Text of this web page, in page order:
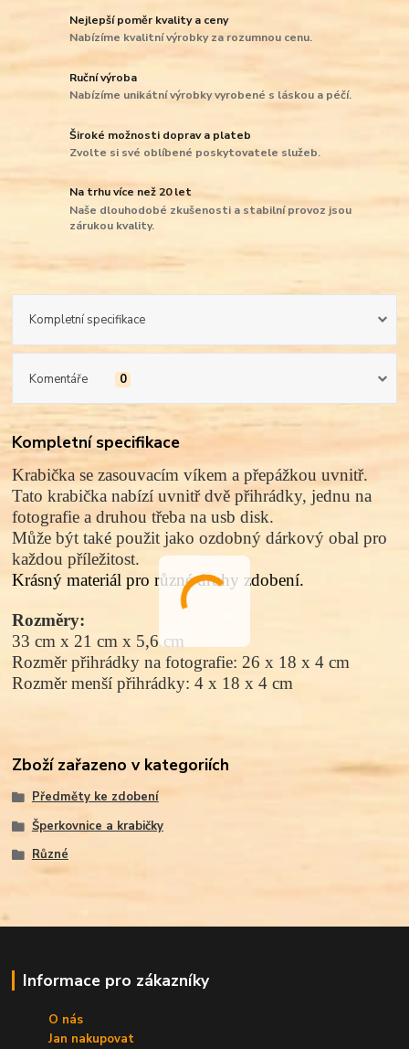
Nejlepší poměr kvality a ceny
Nabízíme kvalitní výrobky za rozumnou cenu.
Ruční výroba
Nabízíme unikátní výrobky vyrobené s láskou a péčí.
Široké možnosti doprav a plateb
Zvolte si své oblíbené poskytovatele služeb.
Na trhu více než 20 let
Naše dlouhodobé zkušenosti a stabilní provoz jsou
zárukou kvality.
Kompletní specifikace
Komentáře 0
Kompletní specifikace
Krabička se zasouvacím víkem a přepážkou uvnitř.
Tato krabička nabízí uvnitř dvě přihrádky, jednu na
fotografie a druhou třeba na usb disk.
Může být také použit jako ozdobný dárkový obal pro
každou příležitost.
Krásný materiál pro různé druhy zdobení.
Rozměry:
33 cm x 21 cm x 5,6 cm
Rozměr přihrádky na fotografie: 26 x 18 x 4 cm
Rozměr menší přihrádky: 4 x 18 x 4 cm
Zboží zařazeno v kategoriích
Předměty ke zdobení
Šperkovnice a krabičky
Různé
Informace pro zákazníky
O nás
Jan nakupovat